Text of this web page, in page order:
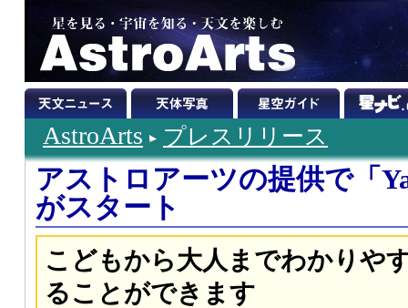
AstroArts プレスリリース
アストロアーツの提供で「
がスタート
こどもから大人までわかりや
ることができます